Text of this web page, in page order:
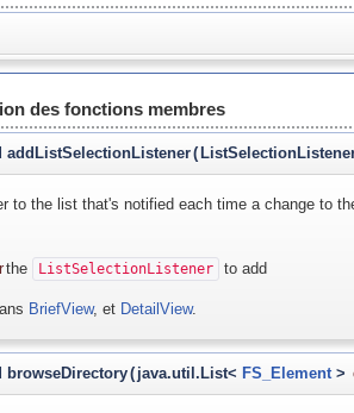
des fonctions membres
addListSelectionListener(
to the list that's notified each time a change to
the ListSelectionListener to add
BriefView, et DetailView.
browseDirectory( java.util.List< FS_Element >